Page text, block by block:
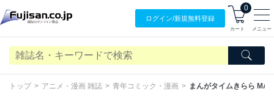
ログイン/新規無料登録
0
カート メニュー
トップ アニメ・漫画 雑誌 青年コミック・漫画 まんがタイムきらら